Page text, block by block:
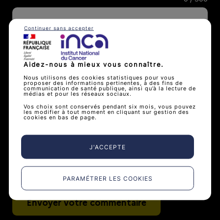
Envoyer votre commentaire
Aidez-nous à mieux vous connaître.
Nous utilisons des cookies statistiques pour vous
proposer des informations pertinentes, à des fins de
communication de santé publique, ainsi qu’à la lecture de
médias et pour les réseaux sociaux.
Vos choix sont conservés pendant six mois, vous pouvez
les modifier à tout moment en cliquant sur gestion des
cookies en bas de page.
J'ACCEPTE
PARAMÉTRER LES COOKIES
Continuer sans accepter